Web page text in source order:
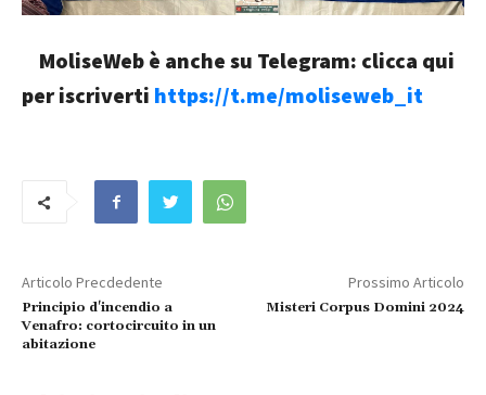
MoliseWeb è anche su Telegram: clicca qui
per iscriverti https://t.me/moliseweb_it
Articolo Precdedente
Principio d'incendio a
Venafro: cortocircuito in un
abitazione
Prossimo Articolo
Misteri Corpus Domini 2024